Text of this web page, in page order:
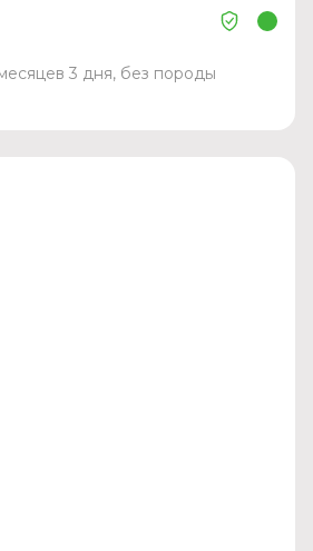
3 дня, без породы